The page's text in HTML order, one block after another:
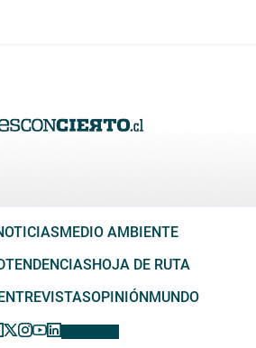
MEDIO AMBIENTE
TENDENCIASHOJA DE RUTA
OPINIÓNMUNDO